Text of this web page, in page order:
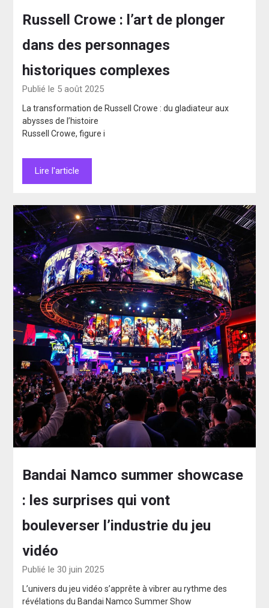
Russell Crowe : l’art de plonger
dans des personnages
historiques complexes
Publié le 5 août 2025
La transformation de Russell Crowe : du gladiateur aux
abysses de l’histoire
Russell Crowe, figure i
Lire l'article
Bandai Namco summer showcase
: les surprises qui vont
bouleverser l’industrie du jeu
vidéo
Publié le 30 juin 2025
L’univers du jeu vidéo s’apprête à vibrer au rythme des
révélations du Bandai Namco Summer Show